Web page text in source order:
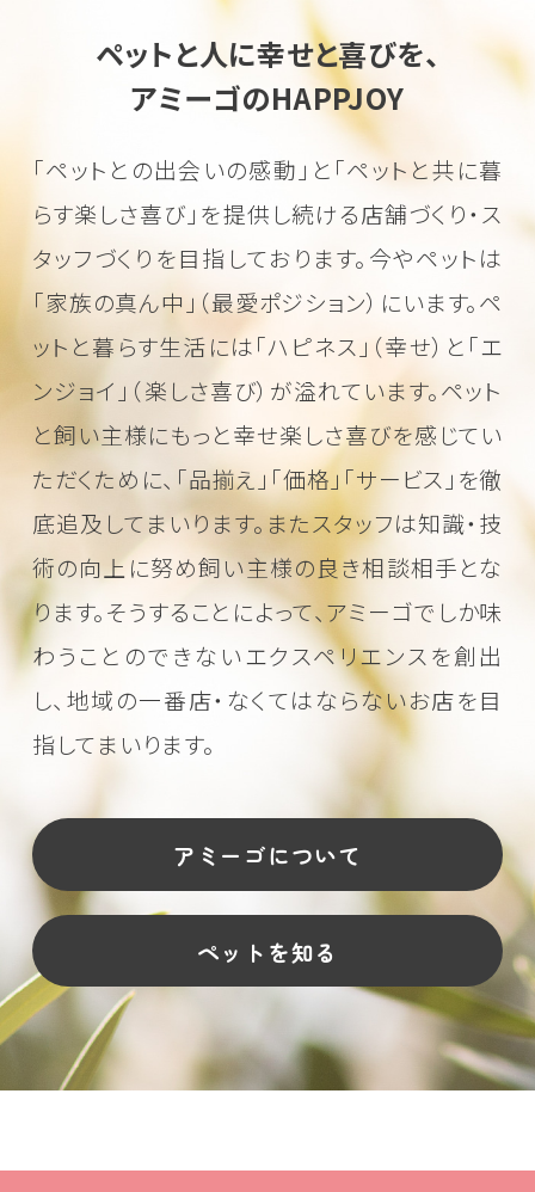
ペットと人に幸せと喜びを、
アミーゴのHAPPJOY
「ペットとの出会いの感動」と「ペットと共に暮
らす楽しさ喜び」を提供し続ける店舗づくり・ス
タッフづくりを目指しております。 今やペットは
「家族の真ん中」（最愛ポジション）にいます。ペ
ットと暮らす生活には「ハピネス」（幸せ）と「エ
ンジョイ」（楽しさ喜び）が溢れています。ペット
と飼い主様にもっと幸せ楽しさ喜びを感じてい
ただくために、 「品揃え」「価格」「サービス」を徹
底追及してまいります。またスタッフは知識・技
術の向上に努め飼い主様の良き相談相手とな
ります。そうすることによって、アミーゴでしか味
わうことのできないエクスペリエンスを創出
し、地域の一番店・なくてはならないお店を目
指してまいります。
アミーゴについて
ペットを知る